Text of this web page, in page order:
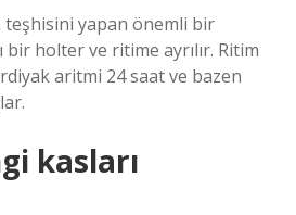
teşhisini yapan önemli bir
bir holter ve ritime ayrılır. Ritim
aritmi 24 saat ve bazen
kasları